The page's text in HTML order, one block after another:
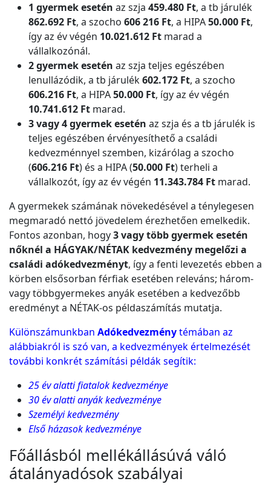
1 gyermek esetén az szja 459.480 Ft, a tb járulék
862.692 Ft, a szocho 606 216 Ft, a HIPA50.000 Ft,
így az év végén 10.021.612 Ft marad a
vállalkozónál.
2 gyermek esetén az szja teljes egészében
lenullázódik, a tb járulék602.172 Ft, a szocho
606.216 Ft, a HIPA50.000 Ft, így az év végén
10.741.612 Ft marad.
3 vagy 4 gyermek esetén az szja és a tb járulék is
teljes egészében érvényesíthető a családi
kedvezménnyel szemben, kizárólag a szocho
(606.216 Ft) és a HIPA (50.000 Ft) terheli a
vállalkozót, így az év végén 11.343.784 Ft marad.
A gyermekek számának növekedésével a ténylegesen
megmaradó nettó jövedelem érezhetően emelkedik.
Fontos azonban, hogy3 vagy több gyermek esetén
nőknél a HÁGYAK/NÉTAK kedvezmény megelőzi a
családi adókedvezményt, így a fenti levezetés ebben a
körben elsősorban férfiak esetében releváns; három-
vagy többgyermekes anyák esetében a kedvezőbb
eredményt a NÉTAK-os példaszámítás mutatja.
Különszámunkban Adókedvezménytémában az
alábbiakról is szó van, a kedvezmények értelmezését
további konkrét számítási példák segítik:
25 év alatti fiatalok kedvezménye
30 év alatti anyák kedvezménye
Személyi kedvezmény
Első házasok kedvezménye
Főállásból mellékállásúvá váló
átalányadósok szabályai